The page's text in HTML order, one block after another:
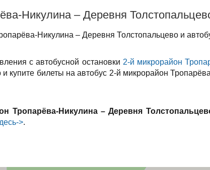
Никулина – Деревня
Никулина – Деревня Толстопальцево и
с автобусной остановки 2-й микрорайон
купите билеты на автобус 2-й микрорайон
Тропарёва-Никулина – Деревня
>.